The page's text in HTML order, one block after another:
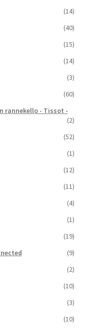
(14)
(40)
(15)
(14)
(3)
(60)
rannekello - Tissot -
(2)
(52)
(1)
(12)
(11)
(4)
(1)
(19)
(9)
(2)
(10)
(3)
(10)